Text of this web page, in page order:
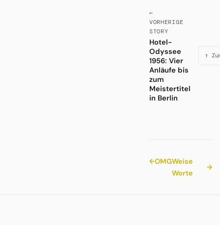
←
VORHERIGE
STORY
Hotel-
Odyssee
1956: Vier
Anläufe bis
zum
Meistertitel
in Berlin
↑
←OMGWeise
Worte
→